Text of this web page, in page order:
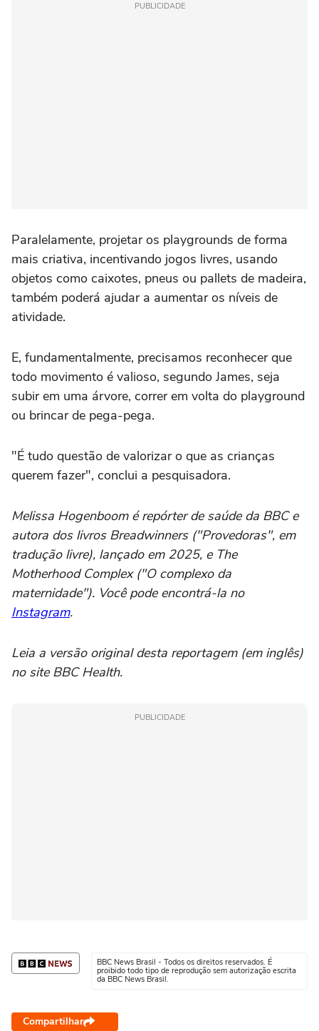
PUBLICIDADE
Paralelamente, projetar os playgrounds de forma
mais criativa, incentivando jogos livres, usando
objetos como caixotes, pneus ou pallets de madeira,
também poderá ajudar a aumentar os níveis de
atividade.
E, fundamentalmente, precisamos reconhecer que
todo movimento é valioso, segundo James, seja
subir em uma árvore, correr em volta do playground
ou brincar de pega-pega.
"É tudo questão de valorizar o que as crianças
querem fazer", conclui a pesquisadora.
Melissa Hogenboomé repórter de saúde da BBC e
autora dos livros Breadwinners("Provedoras", em
tradução livre), lançado em 2025, e The
Motherhood Complex ("O complexo da
maternidade"). Você pode encontrá-la no
Instagram.
Leia a versão original desta reportagem(em inglês)
no site BBC Health.
PUBLICIDADE
BBC News Brasil - Todos os direitos reservados. É
proibido todo tipo de reprodução sem autorização escrita
da BBC News Brasil.
Compartilhar